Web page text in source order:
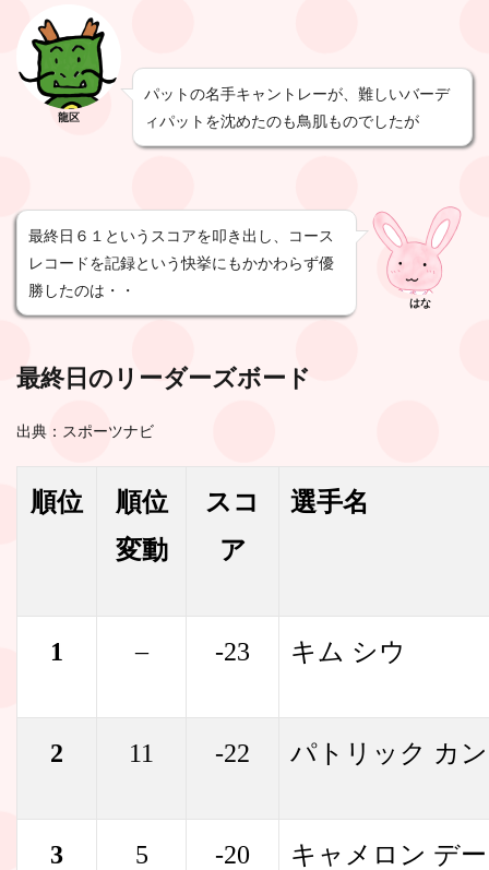
龍区
パットの名手キャントレーが、難しいバーデ
ィパットを沈めたのも鳥肌ものでしたが
最終日６１というスコアを叩き出し、コース
レコードを記録という快挙にもかかわらず優
勝したのは・・
はな
最終日のリーダーズボード
出典：スポーツナビ
順位
順位
変動
スコ
ア
選手名
1 – -23 キム シウ
2 11 -22 パトリック カ
3 5 -20 キャメロン デ